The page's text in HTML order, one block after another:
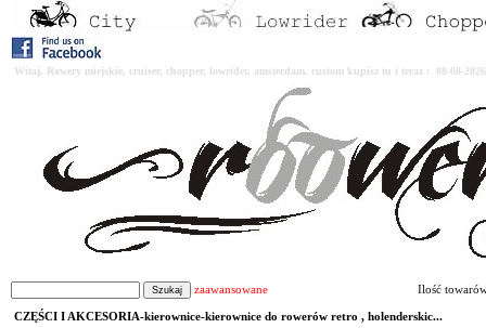
Witaj. Rowery miejskie, cruiser, chopper, lowrider, amsterdam, custom kupisz tu i teraz : 08-08-
zaawansowane Ilość
CZĘŚCI I AKCESORIA-kierownice-kierownice do rowerów retro , holenderskic...